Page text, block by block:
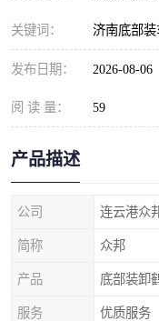
关键词： 济南底部
发布日期： 2026-08-06
阅 读 量： 59
产品描述
公司 连云港众
简称 众邦
产品 底部装卸
服务 优质服务